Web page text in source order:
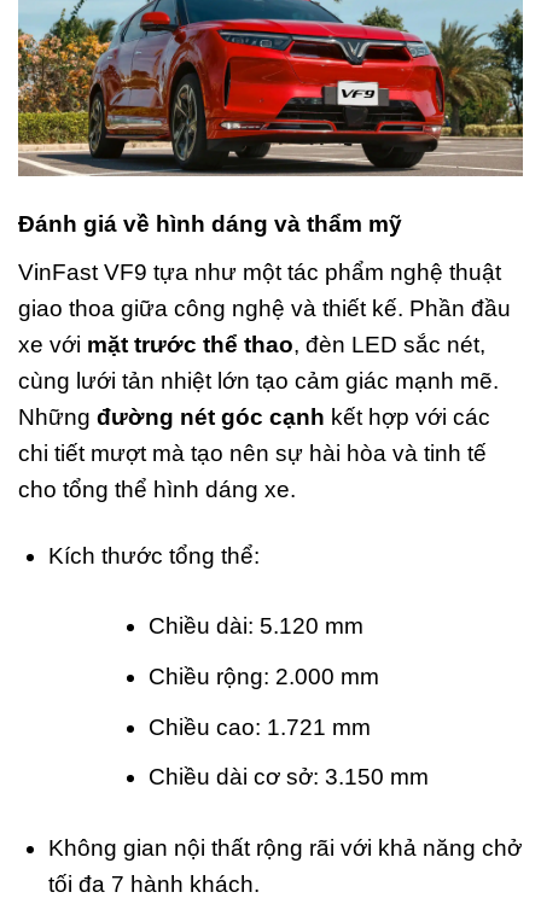
Đánh giá về hình dáng và thẩm mỹ
VinFast VF9 tựa như một tác phẩm nghệ thuật
giao thoa giữa công nghệ và thiết kế. Phần đầu
xe với mặt trước thể thao, đèn LED sắc nét,
cùng lưới tản nhiệt lớn tạo cảm giác mạnh mẽ.
Những đường nét góc cạnh kết hợp với các
chi tiết mượt mà tạo nên sự hài hòa và tinh tế
cho tổng thể hình dáng xe.
Kích thước tổng thể:
Chiều dài: 5.120 mm
Chiều rộng: 2.000 mm
Chiều cao: 1.721 mm
Chiều dài cơ sở: 3.150 mm
Không gian nội thất rộng rãi với khả năng chở
tối đa 7 hành khách.